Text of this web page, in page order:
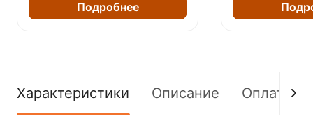
Подробнее
Характеристики Описание Оплата